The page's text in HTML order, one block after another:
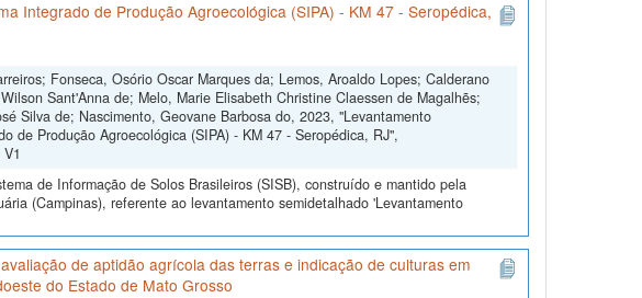
Integrado de Produção Agroecológica (SIPA) - KM 47 - Seropédica,
Fonseca, Osório Oscar Marques da; Lemos, Aroaldo Lopes; Calderano
Sant'Anna de; Melo, Marie Elisabeth Christine Claessen de Magalhẽs;
Silva de; Nascimento, Geovane Barbosa do, 2023, "Levantamento
de Produção Agroecológica (SIPA) - KM 47 - Seropédica, RJ",
de Informação de Solos Brasileiros (SISB), construído e mantido pela
(Campinas), referente ao levantamento semidetalhado 'Levantamento
de aptidão agrícola das terras e indicação de culturas em
do Estado de Mato Grosso